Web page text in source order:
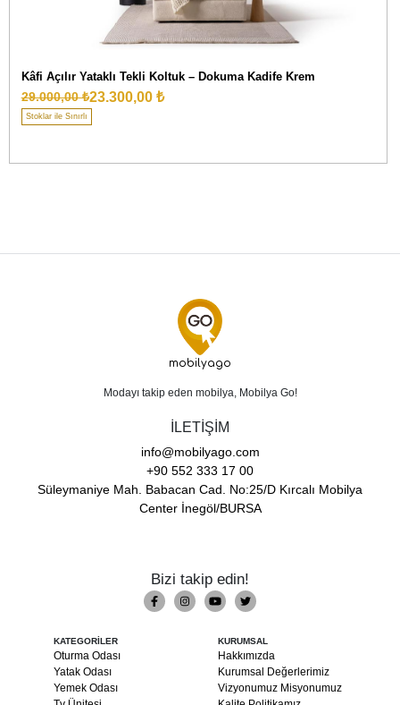
Kâfi Açılır Yataklı Tekli Koltuk – Dokuma Kadife Krem
29.000,00 ₺23.300,00 ₺
Stoklar ile Sınırlı
mobilyago
Modayı takip eden mobilya, Mobilya Go!
İLETİŞİM
info@mobilyago.com
+90 552 333 17 00
Süleymaniye Mah. Babacan Cad. No:25/D Kırcalı Mobilya
Center İnegöl/BURSA
Bizi takip edin!
KATEGORİLER
Oturma Odası
Yatak Odası
Yemek Odası
KURUMSAL
Hakkımızda
Kurumsal Değerlerimiz
Vizyonumuz Misyonumuz